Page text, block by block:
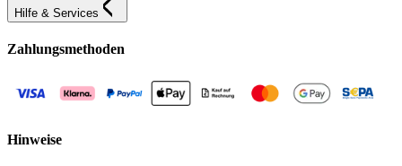
Hilfe & Services
Zahlungsmethoden
Hinweise